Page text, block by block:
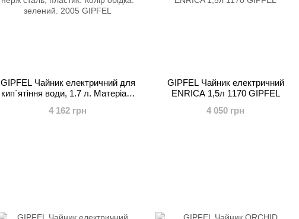
GIPFEL Чайник електричний для
кип`ятіння води, 1.7 л. Матеріал:
обідка: зелений. 2005 GIPFEL
4 162 грн
GIPFEL Чайник електричний
ENRICA 1,5л 1170 GIPFEL
4 050 грн